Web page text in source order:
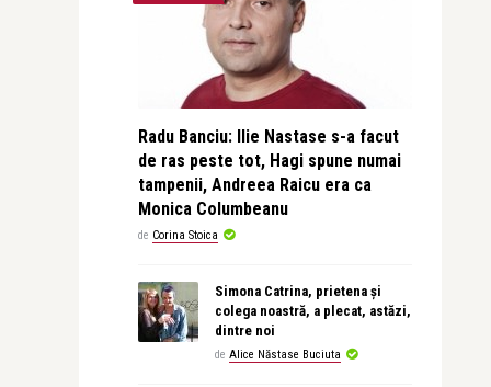
Radu Banciu: Ilie Nastase s-a facut
de ras peste tot, Hagi spune numai
tampenii, Andreea Raicu era ca
Monica Columbeanu
de Corina Stoica
Simona Catrina, prietena și
colega noastră, a plecat, astăzi,
dintre noi
de Alice Năstase Buciuta